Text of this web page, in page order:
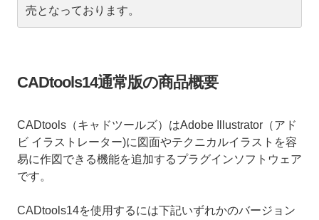
売となっております。
CADtools14通常版の商品概要
CADtools（キャドツールズ）はAdobe Illustrator（アド
ビ イラストレーター)に図面やテクニカルイラストを容
易に作図できる機能を追加するプラグインソフトウェア
です。
CADtools14を使用するには下記いずれかのバージョン